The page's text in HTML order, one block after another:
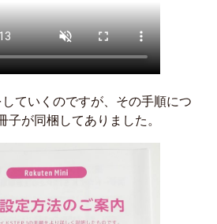
ていくのですが、その手順につ
子が同梱してありました。